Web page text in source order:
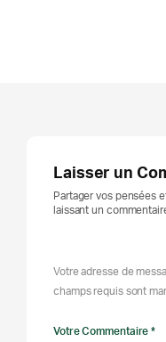
Laisser un
Partager vos pensées
laissant un
Votre adresse de
champs requis sont
Votre Commentaire *